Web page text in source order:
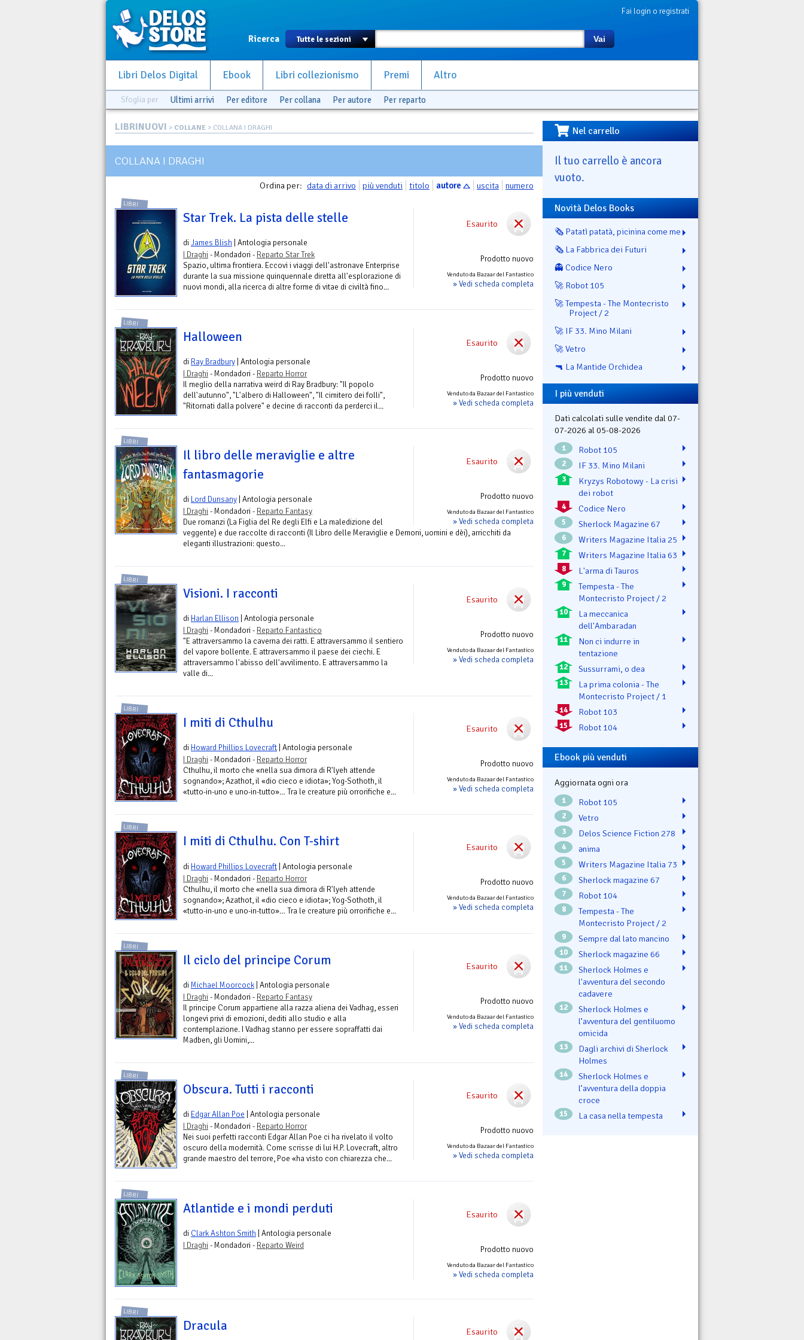
Fai login o registrati
Ricerca Vai
Libri Delos Digital Ebook Libri collezionismo Premi Altro
Sfoglia per Ultimi arrivi Per editore Per collana Per autore Per reparto
LIBRINUOVI > COLLANE > COLLANA I DRAGHI
COLLANA I DRAGHI
Ordina per: data di arrivo più venduti titolo autore uscita numero
Esaurito
Prodotto nuovo
Venduto da Bazaar del Fantastico
» Vedi scheda completa
LIBRI
Star Trek. La pista delle stelle
diJames Blish | Antologia personale
I Draghi - Mondadori - Reparto Star Trek
Spazio, ultima frontiera. Eccovi i viaggi dell'astronave Enterprise
durante la sua missione quinquennale diretta all'esplorazione di
nuovi mondi, alla ricerca di altre forme di vitae di civiltà fino...
Esaurito
Prodotto nuovo
Venduto da Bazaar del Fantastico
» Vedi scheda completa
LIBRI
Halloween
di Ray Bradbury | Antologia personale
I Draghi - Mondadori - Reparto Horror
Il meglio della narrativa weird di Ray Bradbury: "Il popolo
dell'autunno", "L'albero di Halloween", "Il cimitero dei folli",
"Ritornati dalla polvere" e decine di racconti da perderci il...
Esaurito
Prodotto nuovo
Venduto da Bazaar del Fantastico
» Vedi scheda completa
LIBRI
Il libro delle meraviglie e altre
fantasmagorie
di Lord Dunsany | Antologia personale
I Draghi - Mondadori - Reparto Fantasy
Due romanzi (La Figlia del Re degli Elfi e La maledizione del
veggente) e due raccolte di racconti (Il Libro delle Meraviglie e Demoni, uomini e dèi), arricchiti da
eleganti illustrazioni: questo...
Esaurito
Prodotto nuovo
Venduto da Bazaar del Fantastico
» Vedi scheda completa
LIBRI
Visioni. I racconti
di Harlan Ellison | Antologia personale
I Draghi - Mondadori - Reparto Fantastico
"E attraversammo la caverna dei ratti. E attraversammo il sentiero
del vapore bollente. E attraversammo il paese dei ciechi. E
attraversammo l'abisso dell'avvilimento. E attraversammo la
valle di...
Esaurito
Prodotto nuovo
Venduto da Bazaar del Fantastico
» Vedi scheda completa
LIBRI
I miti di Cthulhu
di Howard Phillips Lovecraft | Antologia personale
I Draghi - Mondadori - Reparto Horror
Cthulhu, il morto che «nella sua dimora di R'lyeh attende
sognando»; Azathot, il «dio cieco e idiota»; Yog-Sothoth, il
«tutto-in-uno e uno-in-tutto»… Tra le creature più orrorifiche e...
Esaurito
Prodotto nuovo
Venduto da Bazaar del Fantastico
» Vedi scheda completa
LIBRI
I miti di Cthulhu. Con T-shirt
di Howard Phillips Lovecraft | Antologia personale
I Draghi - Mondadori - Reparto Horror
Cthulhu, il morto che «nella sua dimora di R'lyeh attende
sognando»; Azathot, il «dio cieco e idiota»; Yog-Sothoth, il
«tutto-in-uno e uno-in-tutto»… Tra le creature più orrorifiche e...
Esaurito
Prodotto nuovo
Venduto da Bazaar del Fantastico
» Vedi scheda completa
LIBRI
Il ciclo del principe Corum
di Michael Moorcock | Antologia personale
I Draghi - Mondadori - Reparto Fantasy
Il principe Corum appartiene alla razza aliena dei Vadhag, esseri
longevi privi di emozioni, dediti allo studio e alla
contemplazione. I Vadhag stanno per essere sopraffatti dai
Madben, gli Uomini,...
Esaurito
Prodotto nuovo
Venduto da Bazaar del Fantastico
» Vedi scheda completa
LIBRI
Obscura. Tutti i racconti
di Edgar Allan Poe | Antologia personale
I Draghi - Mondadori - Reparto Horror
Nei suoi perfetti racconti Edgar Allan Poe ci ha rivelato il volto
oscuro della modernità. Come scrisse di lui H.P. Lovecraft, altro
grande maestro del terrore, Poe «ha visto con chiarezza che...
Esaurito
Prodotto nuovo
Venduto da Bazaar del Fantastico
» Vedi scheda completa
LIBRI
Atlantide e i mondi perduti
di Clark Ashton Smith | Antologia personale
I Draghi - Mondadori - Reparto Weird
Esaurito
LIBRI
Dracula
Nel carrello
Il tuo carrello è ancora
vuoto.
Novità Delos Books
🗞️ Patatì patatà, picinina come me
🗞️ La Fabbrica dei Futuri
👻 Codice Nero
🚀 Robot 105
🚀 Tempesta - The Montecristo
Project / 2
🚀 IF 33. Mino Milani
🚀 Vetro
🔫 La Mantide Orchidea
I più venduti
Dati calcolati sulle vendite dal 07-
07-2026 al 05-08-2026
1 Robot 105
2 IF 33. Mino Milani
3
Kryzys Robotowy - La crisi
dei robot
4 Codice Nero
5 Sherlock Magazine 67
6 Writers Magazine Italia 25
7 Writers Magazine Italia 63
8 L'arma di Tauros
9
Tempesta - The
Montecristo Project / 2
10
La meccanica
dell'Ambaradan
11
Non ci indurre in
tentazione
12 Sussurrami, o dea
13
La prima colonia - The
Montecristo Project / 1
14 Robot 103
15 Robot 104
Ebook più venduti
Aggiornata ogni ora
1 Robot 105
2 Vetro
3 Delos Science Fiction 278
4 ənima
5 Writers Magazine Italia 73
6 Sherlock magazine 67
7 Robot 104
8
Tempesta - The
Montecristo Project / 2
9 Sempre dal lato mancino
10 Sherlock magazine 66
11
Sherlock Holmes e
l'avventura del secondo
cadavere
12
Sherlock Holmes e
l’avventura del gentiluomo
omicida
13
Dagli archivi di Sherlock
Holmes
14
Sherlock Holmes e
l’avventura della doppia
croce
15 La casa nella tempesta